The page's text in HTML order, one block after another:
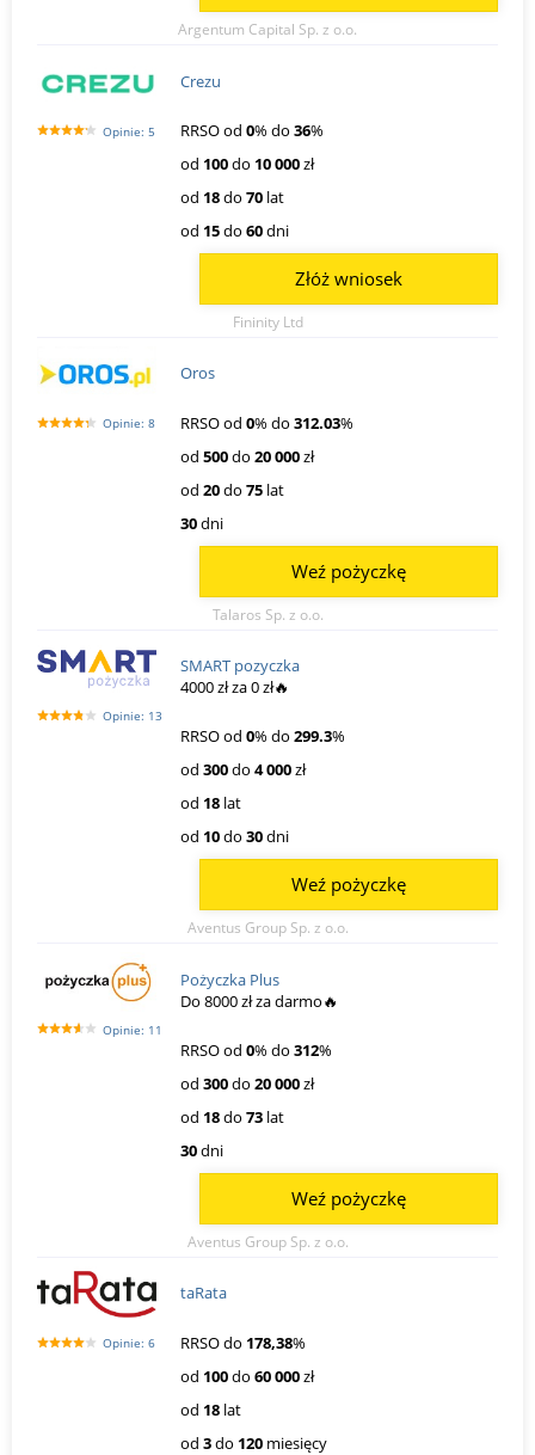
Argentum Capital Sp. z o.o.
Opinie: 5
Crezu
RRSO od 0% do 36%
od 100do 10 000zł
od 18do 70 lat
od 15do 60dni
Fininity Ltd
Złóż wniosek
Opinie: 8
Oros
RRSO od 0% do 312.03%
od 500do 20 000zł
od 20do 75 lat
30dni
Talaros Sp. z o.o.
Weź pożyczkę
Opinie: 13
SMART pozyczka
4000 zł za 0 zł🔥
RRSO od 0% do 299.3%
od 300do 4 000zł
od 18 lat
od 10do 30dni
Aventus Group Sp. z o.o.
Weź pożyczkę
Opinie: 11
Pożyczka Plus
Do 8000 zł za darmo🔥
RRSO od 0% do 312%
od 300do 20 000zł
od 18do 73 lat
30dni
Aventus Group Sp. z o.o.
Weź pożyczkę
Opinie: 6
taRata
RRSO do 178,38%
od 100do 60 000zł
od 18 lat
od 3do 120 miesięcy